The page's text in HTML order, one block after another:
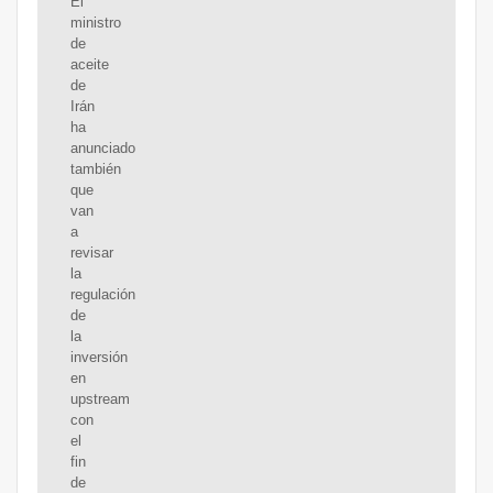
ministro
de
aceite
de
Irán
ha
anunciado
también
que
van
a
revisar
la
regulación
de
la
inversión
en
upstream
con
el
fin
de